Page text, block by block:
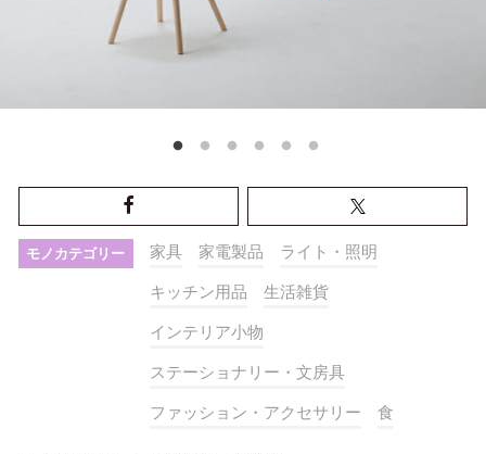
モノカテゴリー 家具 家電製品 ライト・照明
キッチン用品 生活雑貨
インテリア小物
ステーショナリー・文房具
ファッション・アクセサリー 食